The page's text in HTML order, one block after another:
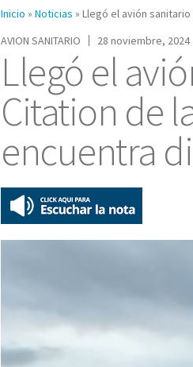
Inicio » Noticias » Llegó el avión
AVION SANITARIO
28 noviembre, 2024
Llegó el
Citation de
encuentra